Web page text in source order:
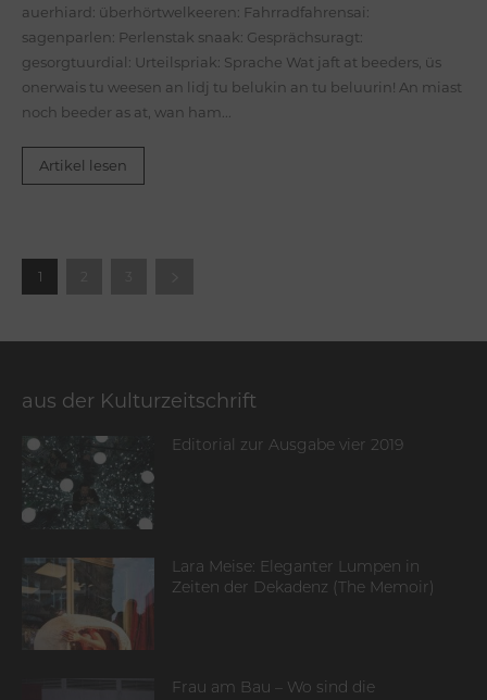
auerhiard: überhörtwelkeeren: Fahrradfahrensai:
sagenparlen: Perlenstak snaak: Gesprächsuragt:
gesorgtuurdial: Urteilspriak: Sprache Wat jaft at beeders, üs
onerwais tu weesen an lidj tu belukin an tu beluurin! An miast
noch beeder as at, wan ham...
Artikel lesen
1
aus der Kulturzeitschrift
Editorial zur Ausgabe vier 2019
Lara Meise: Eleganter Lumpen in
Zeiten der Dekadenz (The Memoir)
Frau am Bau – Wo sind die